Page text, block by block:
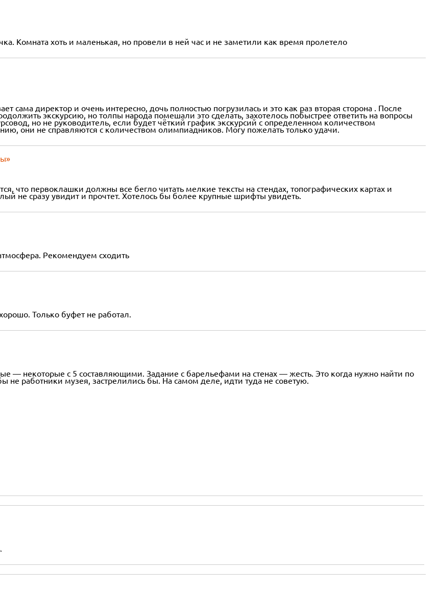
Комната хоть и маленькая, но провели в ней час и не заметили как время пролетело
сама директор и очень интересно, дочь полностью погрузилась и это как раз вторая сторона . После
экскурсию, но толпы народа помешали это сделать, захотелось побыстрее ответить на вопросы
но не руководитель, если будет чёткий график экскурсий с определенном количеством
они не справляются с количеством олимпиадников. Могу пожелать только удачи.
что первоклашки должны все бегло читать мелкие тексты на стендах, топографических картах и
не сразу увидит и прочтет. Хотелось бы более крупные шрифты увидеть.
Рекомендуем сходить
Только буфет не работал.
— некоторые с 5 составляющими. Задание с барельефами на стенах — жесть. Это когда нужно найти по
работники музея, застрелились бы. На самом деле, идти туда не советую.